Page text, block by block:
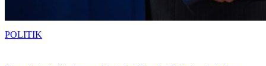
POLITIK